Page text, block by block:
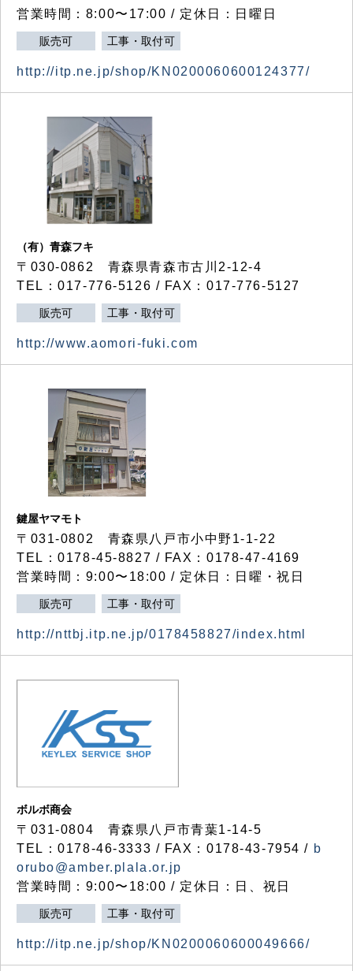
営業時間：8:00〜17:00 / 定休日：日曜日
販売可 工事・取付可
http://itp.ne.jp/shop/KN0200060600124377/
（有）青森フキ
〒030-0862 青森県青森市古川2-12-4
TEL：017-776-5126 / FAX：017-776-5127
販売可 工事・取付可
http://www.aomori-fuki.com
鍵屋ヤマモト
〒031-0802 青森県八戸市小中野1-1-22
TEL：0178-45-8827 / FAX：0178-47-4169
営業時間：9:00〜18:00 / 定休日：日曜・祝日
販売可 工事・取付可
http://nttbj.itp.ne.jp/0178458827/index.html
ボルボ商会
〒031-0804 青森県八戸市青葉1-14-5
TEL：0178-46-3333 / FAX：0178-43-7954 / b
orubo@amber.plala.or.jp
営業時間：9:00〜18:00 / 定休日：日、祝日
販売可 工事・取付可
http://itp.ne.jp/shop/KN0200060600049666/